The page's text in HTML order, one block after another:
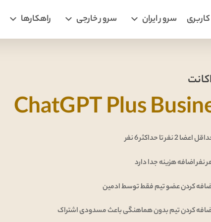
سرور ایران سرور خارجی راهکارها
ChatGPT Plus
اعضا 2 نفر تا حداکثر 6 نفر
نفر اضافه هزینه جدا دارد
کردن عضو تیم فقط توسط ادمین
کردن تیم بدون هماهنگی باعث مسدودی اشتراک